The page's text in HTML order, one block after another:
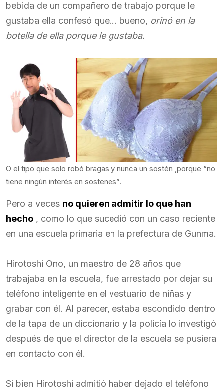
bebida de un compañero de trabajo porque le
gustaba ella confesó que… bueno, orinó en la
botella de ella porque le gustaba.
O el tipo que solo robó bragas y nunca un sostén ,porque “no
tiene ningún interés en sostenes”.
Pero a veces no quieren admitir lo que han
hecho , como lo que sucedió con un caso reciente
en una escuela primaria en la prefectura de Gunma.
Hirotoshi Ono, un maestro de 28 años que
trabajaba en la escuela, fue arrestado por dejar su
teléfono inteligente en el vestuario de niñas y
grabar con él. Al parecer, estaba escondido dentro
de la tapa de un diccionario y la policía lo investigó
después de que el director de la escuela se pusiera
en contacto con él.
Si bien Hirotoshi admitió haber dejado el teléfono